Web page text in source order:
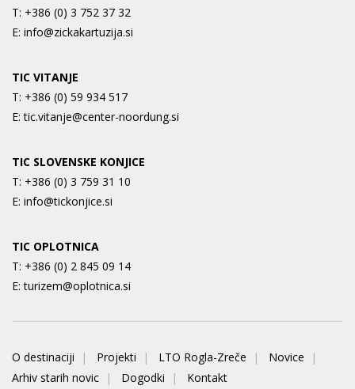
T: +386 (0) 3 752 37 32
E: info@zickakartuzija.si
TIC VITANJE
T: +386 (0) 59 934 517
E:tic.vitanje@center-noordung.si
TIC SLOVENSKE KONJICE
T: +386 (0) 3 759 31 10
E: info@tickonjice.si
TIC OPLOTNICA
T: +386 (0) 2 845 09 14
E:turizem@oplotnica.si
O destinaciji Projekti LTO Rogla-Zreče
Novice
Arhiv starih novic
Dogodki Kontakt